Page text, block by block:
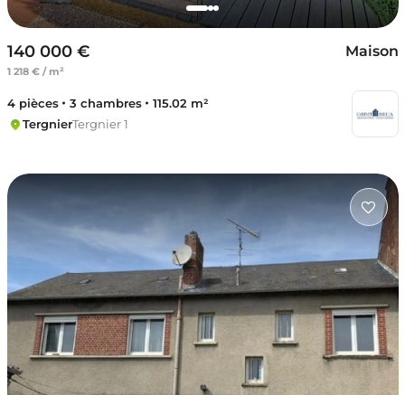
140 000 €
1 218 € / m²
Maison
4 pièces 3 chambres
115.02 m²
TergnierTergnier 1